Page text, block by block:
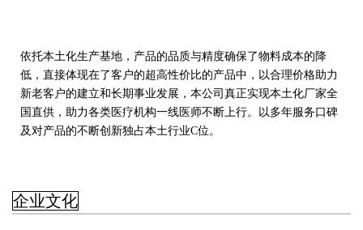
依托本土化生产基地，产品的品质与精度确保了物料成本的降
低，直接体现在了客户的超高性价比的产品中，以合理价格助力
新老客户的建立和长期事业发展，本公司真正实现本土化厂家全
国直供，助力各类医疗机构一线医师不断上行。以多年服务口碑
及对产品的不断创新独占本土行业C位。
企业文化